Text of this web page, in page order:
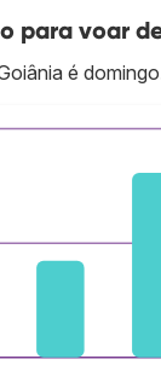
para voar
é